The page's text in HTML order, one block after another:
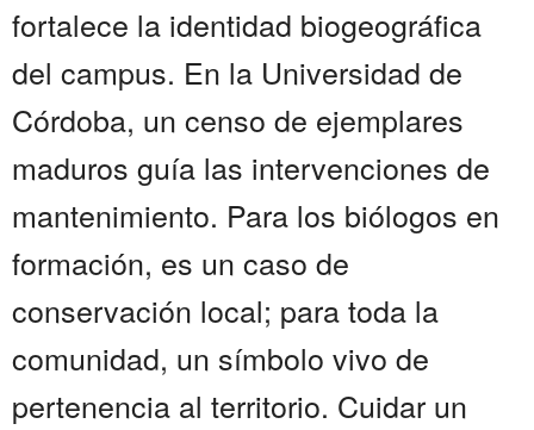
fortalece la identidad biogeográfica
del campus. En la Universidad de
Córdoba, un censo de ejemplares
maduros guía las intervenciones de
mantenimiento. Para los biólogos en
formación, es un caso de
conservación local; para toda la
comunidad, un símbolo vivo de
pertenencia al territorio. Cuidar un